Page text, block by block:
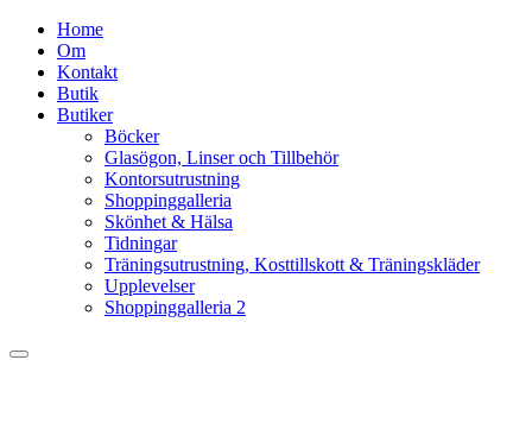
Home
Om
Kontakt
Butik
Butiker
Böcker
Glasögon, Linser och Tillbehör
Kontorsutrustning
Shoppinggalleria
Skönhet & Hälsa
Tidningar
Träningsutrustning, Kosttillskott & Träningskläder
Upplevelser
Shoppinggalleria 2